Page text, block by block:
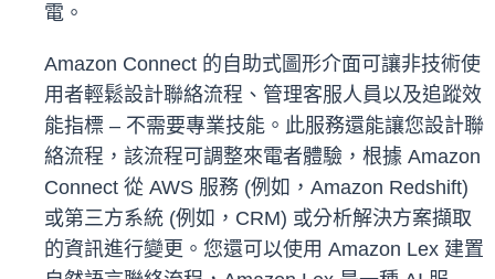
電。
Amazon Connect 的自助式圖形介面可讓非技術使
用者輕鬆設計聯絡流程、管理客服人員以及追蹤效
能指標 – 不需要專業技能。此服務還能讓您設計聯
絡流程，該流程可調整來電者體驗，根據 Amazon
Connect 從 AWS 服務 (例如，Amazon Redshift)
或第三方系統 (例如，CRM) 或分析解決方案擷取
的資訊進行變更。您還可以使用 Amazon Lex 建置